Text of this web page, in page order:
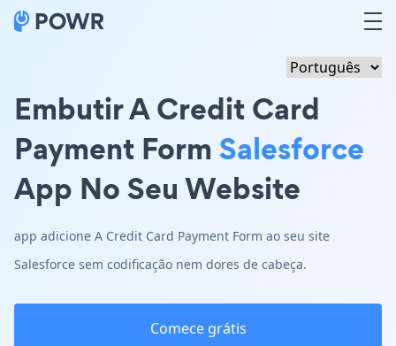
Embutir A Credit Card
Payment Form Salesforce
App No Seu Website
app adicione A Credit Card Payment Form ao seu site
Salesforce sem codificação nem dores de cabeça.
Comece grátis